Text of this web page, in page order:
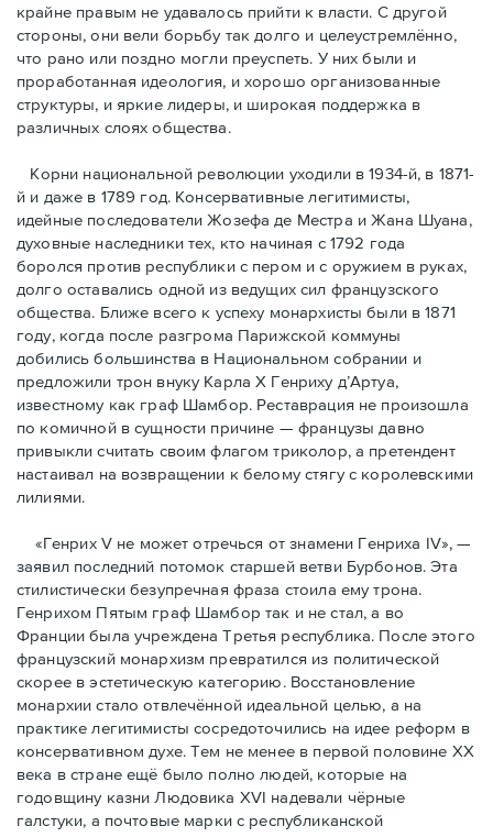
крайне правым не удавалось прийти к власти. С другой
стороны, они вели борьбу так долго и целеустремлённо,
что рано или поздно могли преуспеть. У них были и
проработанная идеология, и хорошо организованные
структуры, и яркие лидеры, и широкая поддержка в
различных слоях общества.
Корни национальной революции уходили в 1934-й, в 1871-
й и даже в 1789 год. Консервативные легитимисты,
идейные последователи Жозефа де Местра и Жана Шуана,
духовные наследники тех, кто начиная с 1792 года
боролся против республики с пером и с оружием в руках,
долго оставались одной из ведущих сил французского
общества. Ближе всего к успеху монархисты были в 1871
году, когда после разгрома Парижской коммуны
добились большинства в Национальном собрании и
предложили трон внуку Карла Х Генриху д’Артуа,
известному как граф Шамбор. Реставрация не произошла
по комичной в сущности причине — французы давно
привыкли считать своим флагoм триколор, а претендент
настаивал на возвращении к белому стягу с королевскими
лилиями.
«Генрих V не может отречься от знамени Генриха IV», —
заявил последний потомок старшей ветви Бурбонов. Эта
стилистически безупречная фраза стоила ему трона.
Генрихом Пятым граф Шамбор так и не стал, а во
Франции была учреждена Третья республика. После этого
французский монархизм превратился из политической
скорее в эстетическую категорию. Восстановление
монархии стало отвлечённой идеальной целью, а на
практике легитимисты сосредоточились на идее реформ в
консервативном духе. Тем не менее в первой половине ХХ
века в стране ещё было полно людей, которые на
годовщину казни Людовика XVI надевали чёрные
галстуки, а почтовые марки с республиканской